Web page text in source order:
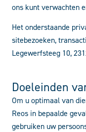
ons kunt verwachten
Het onderstaande
sitebezoeken,
Legewerfsteeg 10,
Doeleinden
Om u optimaal van
Reos in bepaalde
gebruiken uw